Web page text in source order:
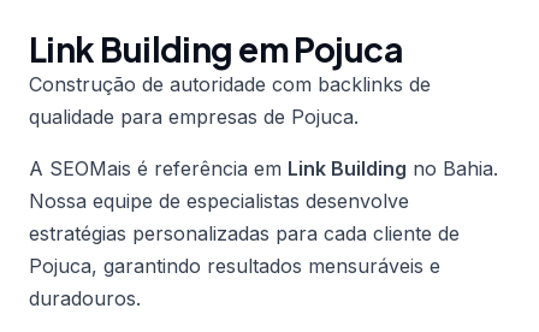
Link Building em Pojuca
Construção de autoridade com backlinks de
qualidade para empresas de Pojuca.
A SEOMais é referência em Link Building no Bahia.
Nossa equipe de especialistas desenvolve
estratégias personalizadas para cada cliente de
Pojuca, garantindo resultados mensuráveis e
duradouros.